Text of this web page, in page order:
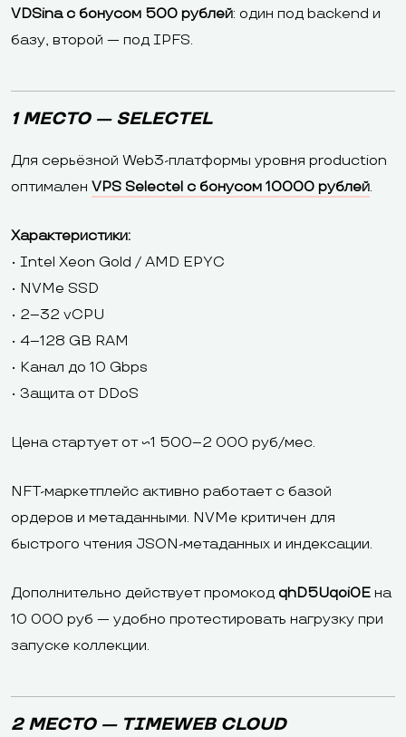
VDSina с бонусом 500 рублей: один под backend и
базу, второй — под IPFS.
1 МЕСТО — SELECTEL
Для серьёзной Web3-платформы уровня production
оптимален VPS Selectel с бонусом 10000 рублей.
Характеристики:
• Intel Xeon Gold / AMD EPYC
• NVMe SSD
• 2–32 vCPU
• 4–128 GB RAM
• Канал до 10 Gbps
• Защита от DDoS
Цена стартует от ~1 500–2 000 руб/мес.
NFT-маркетплейс активно работает с базой
ордеров и метаданными. NVMe критичен для
быстрого чтения JSON-метаданных и индексации.
Дополнительно действует промокод qhD5Uqoi0E на
10 000 руб — удобно протестировать нагрузку при
запуске коллекции.
2 МЕСТО — TIMEWEB CLOUD